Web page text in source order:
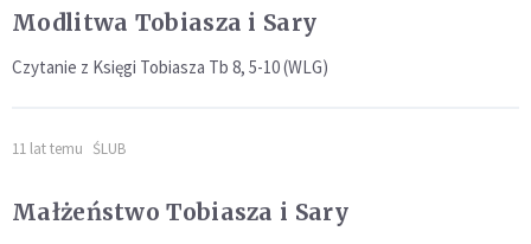
Modlitwa Tobiasza i Sary
Czytanie z Księgi Tobiasza Tb 8, 5-10 (WLG)
11 lat temu ŚLUB
Małżeństwo Tobiasza i Sary